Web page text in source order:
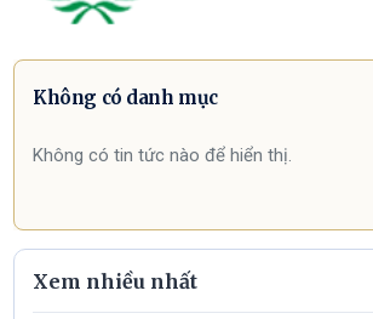
Không có danh mục
Không có tin tức nào để hiển thị.
Xem nhiều nhất